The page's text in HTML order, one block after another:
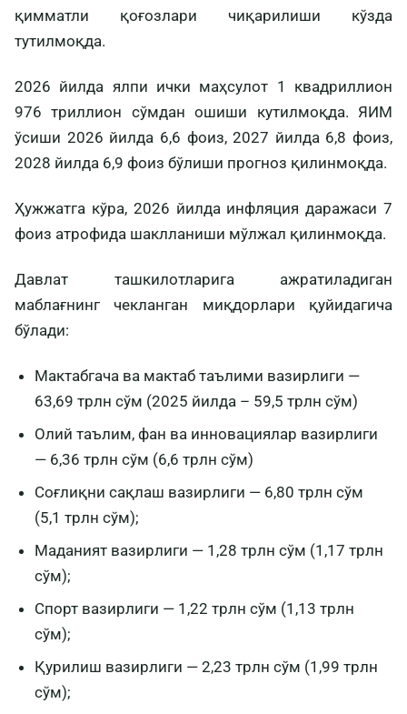
қимматли қоғозлари чиқарилиши кўзда
тутилмоқда.
2026 йилда ялпи ички маҳсулот 1 квадриллион
976 триллион сўмдан ошиши кутилмоқда. ЯИМ
ўсиши 2026 йилда 6,6 фоиз, 2027 йилда 6,8 фоиз,
2028 йилда 6,9 фоиз бўлиши прогноз қилинмоқда.
Ҳужжатга кўра, 2026 йилда инфляция даражаси 7
фоиз атрофида шаклланиши мўлжал қилинмоқда.
Давлат ташкилотларига ажратиладиган
маблағнинг чекланган миқдорлари қуйидагича
бўлади:
Мактабгача ва мактаб таълими вазирлиги —
63,69 трлн сўм (2025 йилда – 59,5 трлн сўм)
Олий таълим, фан ва инновациялар вазирлиги
— 6,36 трлн сўм (6,6 трлн сўм)
Соғлиқни сақлаш вазирлиги — 6,80 трлн сўм
(5,1 трлн сўм);
Маданият вазирлиги — 1,28 трлн сўм (1,17 трлн
сўм);
Спорт вазирлиги — 1,22 трлн сўм (1,13 трлн
сўм);
Қурилиш вазирлиги — 2,23 трлн сўм (1,99 трлн
сўм);